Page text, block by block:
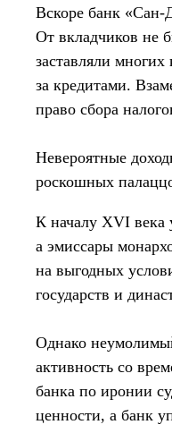
Вскоре банк «Сан-
От вкладчиков не
заставляли
за кредитами.
право сбора
Невероятные
роскошных
К началу XVI века
а эмиссары
на выгодных
государств и
Однако
активность со
банка по иронии
ценности, а банк